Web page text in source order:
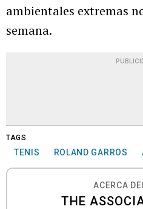
ambientales extremas
semana.
TAGS
TENIS ROLAND GARROS
ACERCA
THE